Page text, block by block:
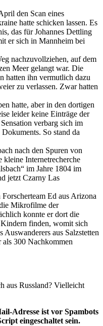
den Scan eines
hatte schicken lassen. Es
das für Johannes Dettling
er sich in Mannheim bei
nachzuvollziehen, auf dem
Meer gelangt war. Die
hatten ihn vermutlich dazu
zu verlassen. Zwar hatten
hatte, aber in den dortigen
leider keine Einträge der
verbarg sich im
So stand da
nach den Spuren von
kleine Internetrecherche
im Jahre 1804 im
jetzt Czarny Las
Ed aus Arizona
Mikrofilme der
konnte er dort die
finden, womit sich
aus Salzstetten
als 300 Nachkommen
aus Russland? Vielleicht
Adresse ist vor Spambots
eingeschaltet sein.